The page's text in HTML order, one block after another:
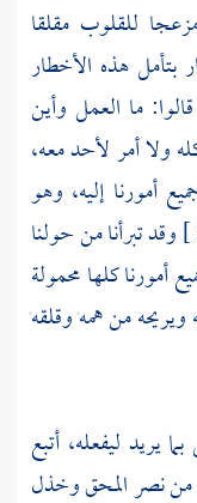
للقلوب مقلقا
بتأمل هذه الأخطار
ما العمل وأين
ولا أمر لأحد معه،
أمورنا إليه، وهو
وقد تبرأنا من حولنا
أمورنا كلها محمولة
من همه وقلقه
يريد ليفعله، أتبع
من نصر المحق وخذل